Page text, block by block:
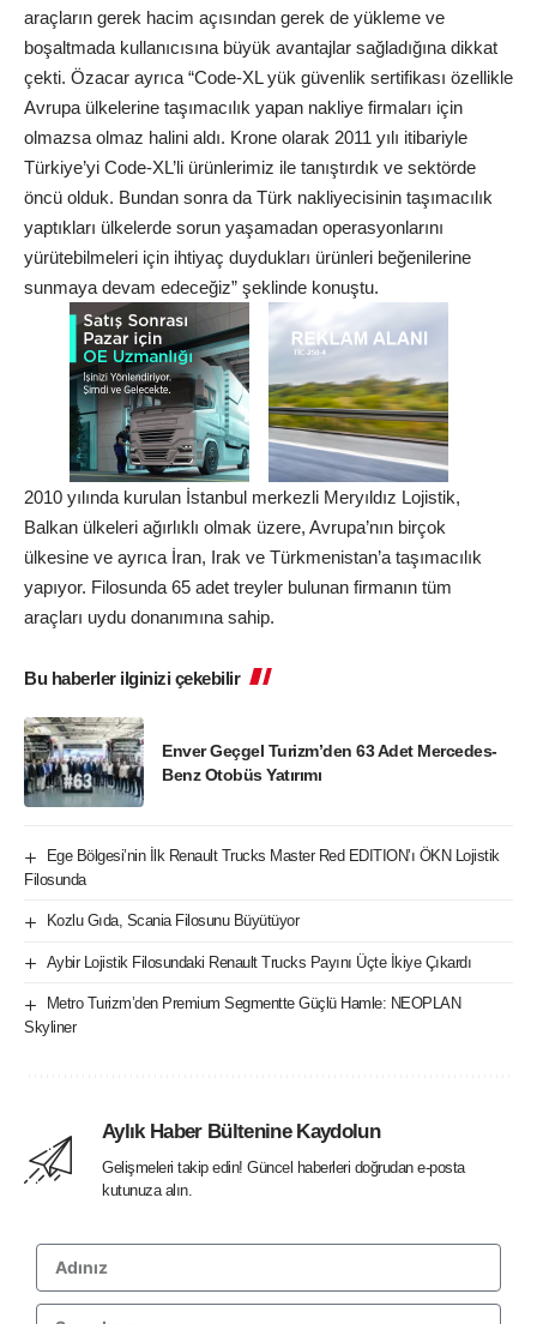
araçların gerek hacim açısından gerek de yükleme ve
boşaltmada kullanıcısına büyük avantajlar sağladığına dikkat
çekti. Özacar ayrıca “Code-XL yük güvenlik sertifikası özellikle
Avrupa ülkelerine taşımacılık yapan nakliye firmaları için
olmazsa olmaz halini aldı. Krone olarak 2011 yılı itibariyle
Türkiye’yi Code-XL’li ürünlerimiz ile tanıştırdık ve sektörde
öncü olduk. Bundan sonra da Türk nakliyecisinin taşımacılık
yaptıkları ülkelerde sorun yaşamadan operasyonlarını
yürütebilmeleri için ihtiyaç duydukları ürünleri beğenilerine
sunmaya devam edeceğiz” şeklinde konuştu.
2010 yılında kurulan İstanbul merkezli Meryıldız Lojistik,
Balkan ülkeleri ağırlıklı olmak üzere, Avrupa’nın birçok
ülkesine ve ayrıca İran, Irak ve Türkmenistan’a taşımacılık
yapıyor. Filosunda 65 adet treyler bulunan firmanın tüm
araçları uydu donanımına sahip.
Bu haberler ilginizi çekebilir
Enver Geçgel Turizm’den 63 Adet Mercedes-
Benz Otobüs Yatırımı
Ege Bölgesi’nin İlk Renault Trucks Master Red EDITION’ı ÖKN Lojistik
Filosunda
Kozlu Gıda, Scania Filosunu Büyütüyor
Aybir Lojistik Filosundaki Renault Trucks Payını Üçte İkiye Çıkardı
Metro Turizm’den Premium Segmentte Güçlü Hamle: NEOPLAN
Skyliner
Aylık Haber Bültenine Kaydolun
Gelişmeleri takip edin! Güncel haberleri doğrudan e-posta
kutunuza alın.